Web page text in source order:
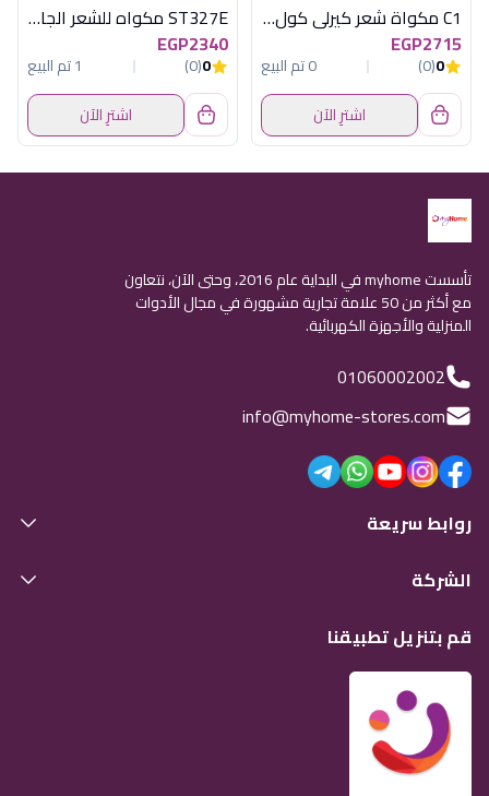
C1 مكواة شعر كيرلى كول اسود راش براش
EGP2715
0
(0)
0 تم البيع
اشترِ الآن
ST327E مكواه للشعر الجاف والرطب
EGP2340
0
(0)
1 تم البيع
اشترِ الآن
تأسست myhome في البداية عام 2016، وحتى الآن، نتعاون
مع أكثر من 50 علامة تجارية مشهورة في مجال الأدوات
المنزلية والأجهزة الكهربائية.
01060002002
info@myhome-stores.com
روابط سريعة
الشركة
قم بتنزيل تطبيقنا